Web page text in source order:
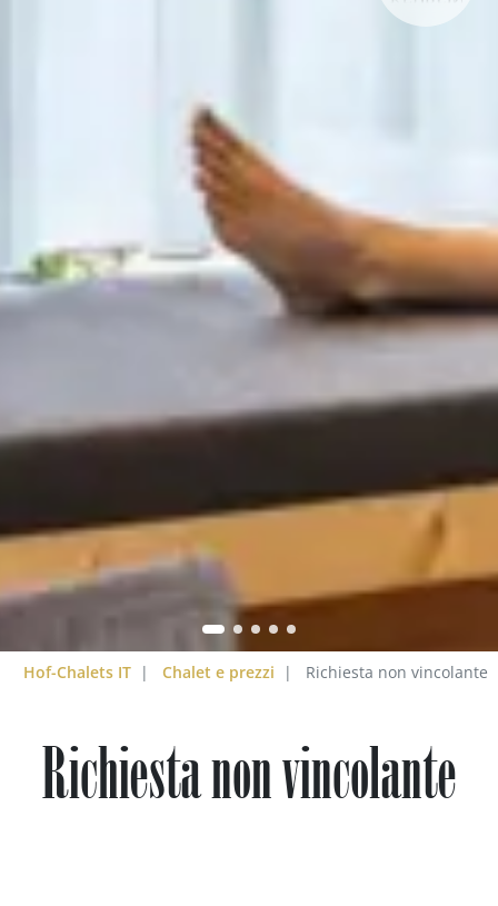
angolo di ritiro con vino rosso fresco
Hof-Chalets IT Chalet e prezzi Richiesta non vincolante
Richiesta non vincolante